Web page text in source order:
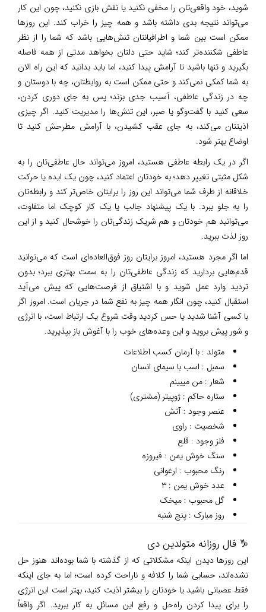
شوید، خود واقعی‌تان را مخفی نکنید یا نقش بازی نکنید، چون این کار
می‌تواند نتیجه بدی داشته باشد و همه چیز را خراب کند. این روزها
ممکن است بین شما و اطرافیانتان تنش‌هایی باشد که شما را از نظر
عاطفی شکننده‌تر کند؛ شاید حتی دلتان بخواهد مدتی از همه فاصله
بگیرید و تنها باشید تا آرامش پیدا کنید، اما باید بدانید که این راه الان
به شما کمکی نمی‌کند و حتی ممکن است به روابطتان، چه با دوستان و
چه در زندگی عاطفی، آسیب جدی بزند؛ پس به جای دوری کردن،
سعی کنید با گفت‌وگو یا صبر، این تنش‌ها را مدیریت کنید. اگر چیزی
اذیتتان می‌کند، به جای عقب کشیدن، با آرامش مطرحش کنید تا
اوضاع بهتر شود.
اگر در یک رابطه عاطفی هستید، امروز می‌تواند حال عاطفی‌تان را به
شکل مثبتی تغییر دهد؛ به خودتان اعتماد کنید، چون یک ایده یا حرکت
خلاقانه از طرف شما می‌تواند این روز را برایتان خاص‌تر کند و رابطه‌تان
را به جلو ببرد. با یک پیشنهاد جالب یا یک کار کوچک اما متفاوت،
می‌توانید هم خودتان و هم شریک زندگی‌تان را خوشحال کنید و از این
روز لذت ببرید.
اما اگر مجرد هستید، امروز برایتان روز فوق‌العاده‌ای است که می‌توانید
قدم‌هایی بردارید که زندگی عاطفی‌تان را به سمت بهتری ببرد؛ بدون
تردید وارد عمل شوید و با اشتیاق از فرصت‌هایی که پیش می‌آید
استقبال کنید، چون انگار همه چیز به نفع شما در جریان است. امروز اگر
با کسی آشنا شدید یا حس کردید وقت شروع یک ارتباط است، با انرژی
و شور پیش بروید و این وعده‌های خوب را با آغوش باز بپذیرید.
متولد : با آرمان کسب اطلاعات
سمبل : اسب با سیمای انسان
شعار : من میبینم
ستاره حاکم : ژوپیتر (مشتری)
عنصر وجود : آتش
شخصیت : راوی
فلز وجود : قلع
سنگ خوش یمن : فیروزه
رنگ محبوب : ارغوانی
عدد خوش یمن : ۳
گل محبوب : میخک
روز مبارک : پنج شنبه
♑ فال روزانه متولدین دی
این روزها دیدن اینکه مشکلاتی که از گذشته با شما بوده‌اند هنوز حل
نشده‌اند، حسابی شما را کلافه و ناراحت کرده است؛ اما به جای اینکه
فقط عصبانی باشید یا خودتان را بیشتر اذیت کنید، بهتر است این انرژی
را برای پیدا کردن راه‌حل و رفع این مسائل به کار ببرید. اگر واقعاً